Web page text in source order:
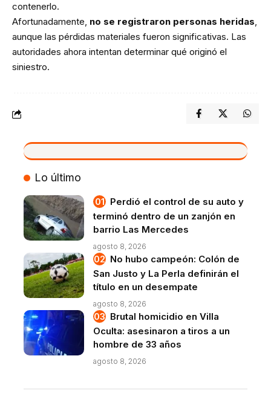
contenerlo.
Afortunadamente, no se registraron personas heridas,
aunque las pérdidas materiales fueron significativas. Las
autoridades ahora intentan determinar qué originó el
siniestro.
VIVO
Lo último
Perdió el control de su auto y
terminó dentro de un zanjón en
barrio Las Mercedes
agosto 8, 2026
No hubo campeón: Colón de
San Justo y La Perla definirán el
título en un desempate
agosto 8, 2026
Brutal homicidio en Villa
Oculta: asesinaron a tiros a un
hombre de 33 años
agosto 8, 2026